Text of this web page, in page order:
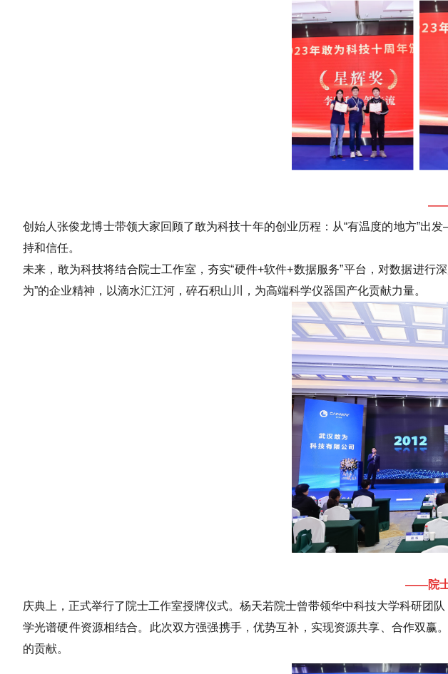
——
创始人张俊龙博士带领大家回顾了敢为科技十年的创业历程：从“有温度的地方”
持和信任。
未来，敢为科技将结合院士工作室，夯实“硬件+软件+数据服务”平台，对数据进
为”的企业精神，以滴水汇江河，碎石积山川，为高端科学仪器国产化贡献力量。
——院
庆典上，正式举行了院士工作室授牌仪式。杨天若院士曾带领华中科技大学科研团
学光谱硬件资源相结合。此次双方强强携手，优势互补，实现资源共享、合作双赢
的贡献。